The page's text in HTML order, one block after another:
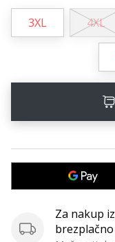
Postani
ambasador/ka
naše
navdušenec/ka,
Pridruži
kot
3XL 4XL
Za nakup